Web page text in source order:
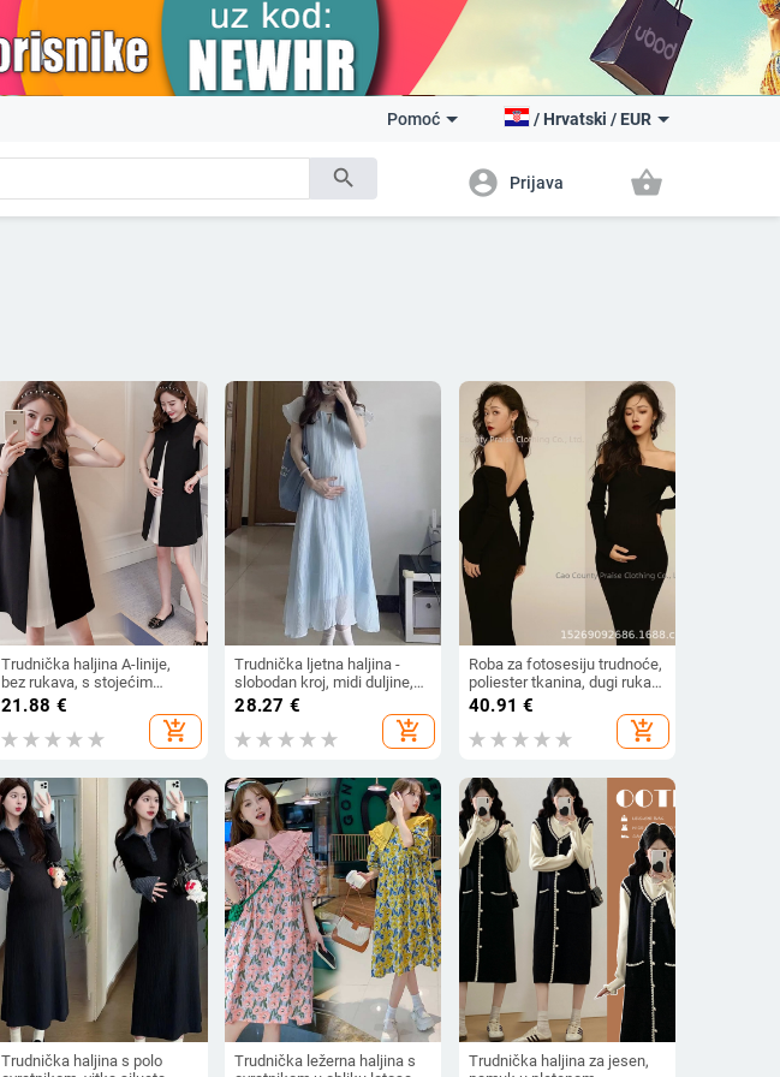
search
Pomoć / Hrvatski / EUR
account_circle Prijava shopping_basket
Trudnička haljina A-linije,
bez rukava, s stojećim
ovratnikom, poliester
21.88 €
add_shopping_cart
Trudnička ljetna haljina -
slobodan kroj, midi duljine,
vezanje sprijeda, ovratnik od
laticama
28.27 €
add_shopping_cart
Roba za fotosesiju trudnoće,
poliester tkanina, dugi rukav,
japansko-korejski ležerni stil
40.91 €
add_shopping_cart
Trudnička haljina s polo
Trudnička ležerna haljina s
Trudnička haljina za jesen,